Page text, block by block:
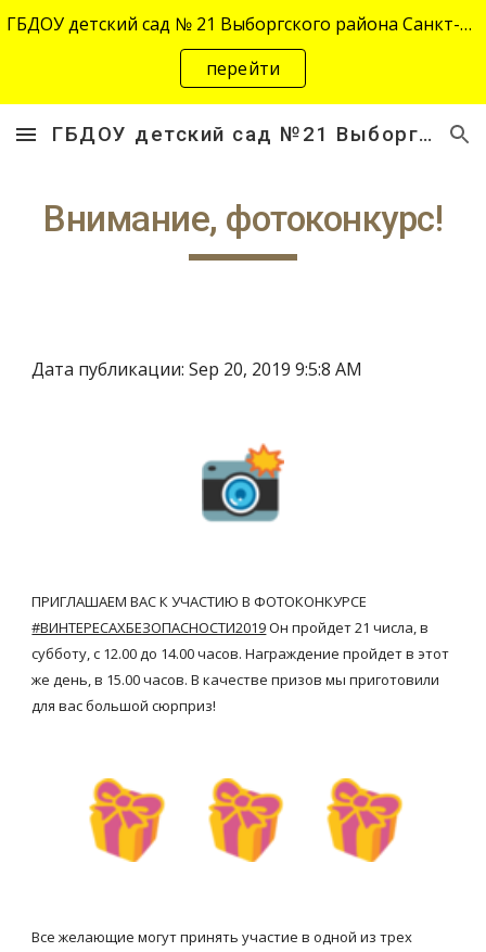
Skip to main content Skip to navigation
ГБДОУ детский сад № 21 Выборгского района Санкт-Петербурга переехал на новый адрес "site-2645.siteedu.ru".
перейти
ГБДОУ детский сад №21 Выборгского района Санкт-Петербурга
Внимание, фотоконкурс!
Дата публикации: Sep 20, 2019 9:5:8 AM
#ВИНТЕРЕСАХБЕЗОПАСНОСТИ2019 Он пройдет 21 числа, в
субботу, с 12.00 до 14.00 часов. Награждение пройдет в этот
же день, в 15.00 часов. В качестве призов мы приготовили
для вас большой сюрприз!
Все желающие могут принять участие в одной из трех